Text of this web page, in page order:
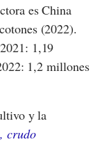
es China
(2022).
1,19
1,2 millones
y la
crudo